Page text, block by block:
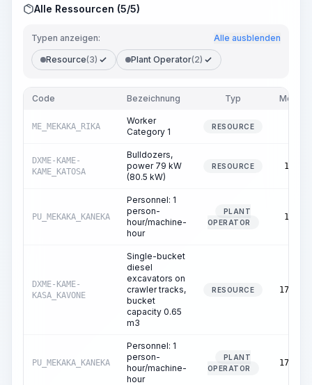
Alle Ressourcen (5/5)
Typen anzeigen: Alle ausblenden
Resource(3) Plant Operator(2)
Code Bezeichnung Typ Menge
ME_MEKAKA_RIKA
Worker
Category 1
RESOURCE
DXME-KAME-
KAME_KATOSA
Bulldozers,
power 79 kW
(80.5 kW)
RESOURCE 17.82
PU_MEKAKA_KANEKA
Personnel: 1
person-
hour/machine-
hour
PLANT
OPERATOR
17.82
DXME-KAME-
KASA_KAVONE
Single-bucket
diesel
excavators on
crawler tracks,
bucket
capacity 0.65
m3
RESOURCE 170.01
PU_MEKAKA_KANEKA
Personnel: 1
person-
hour/machine-
hour
PLANT
OPERATOR
170.01